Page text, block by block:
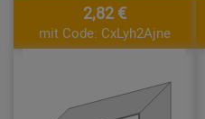
2,82 €
mit Code: CxLyh2Ajne